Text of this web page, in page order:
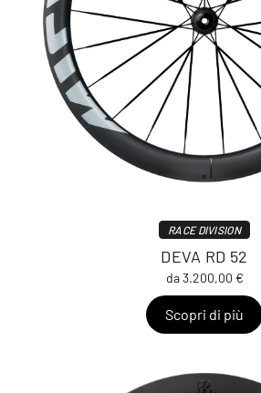
RACE DIVISION
DEVA RD 52
da 3.200,00 €
Scopri di più